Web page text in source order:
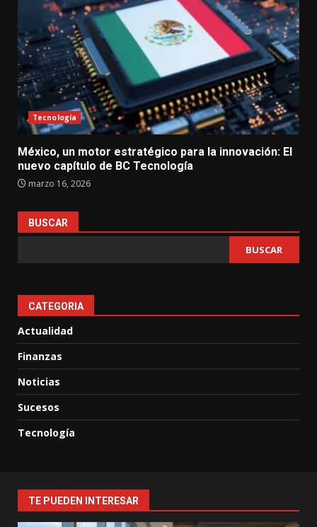
Tecnología
México, un motor estratégico para la innovación: El
nuevo capítulo de BC Tecnología
marzo 16, 2026
BUSCAR
BUSCAR
CATEGORIA
Actualidad
Finanzas
Noticias
Sucesos
Tecnología
TE PUEDEN INTERESAR